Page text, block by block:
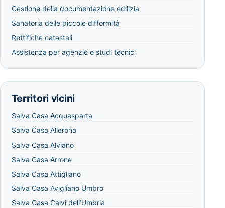
Gestione della documentazione edilizia
Sanatoria delle piccole difformità
Rettifiche catastali
Assistenza per agenzie e studi tecnici
Territori vicini
Salva Casa Acquasparta
Salva Casa Allerona
Salva Casa Alviano
Salva Casa Arrone
Salva Casa Attigliano
Salva Casa Avigliano Umbro
Salva Casa Calvi dell’Umbria